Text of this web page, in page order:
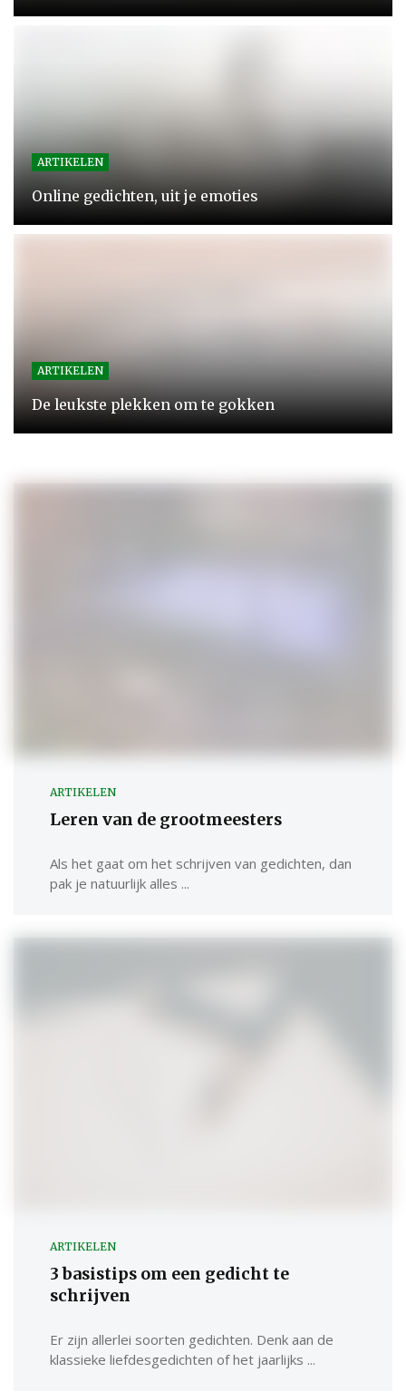
ARTIKELEN
Online gedichten, uit je emoties
ARTIKELEN
De leukste plekken om te gokken
ARTIKELEN
Leren van de grootmeesters
Als het gaat om het schrijven van gedichten, dan
pak je natuurlijk alles ...
ARTIKELEN
3 basistips om een gedicht te
schrijven
Er zijn allerlei soorten gedichten. Denk aan de
klassieke liefdesgedichten of het jaarlijks ...